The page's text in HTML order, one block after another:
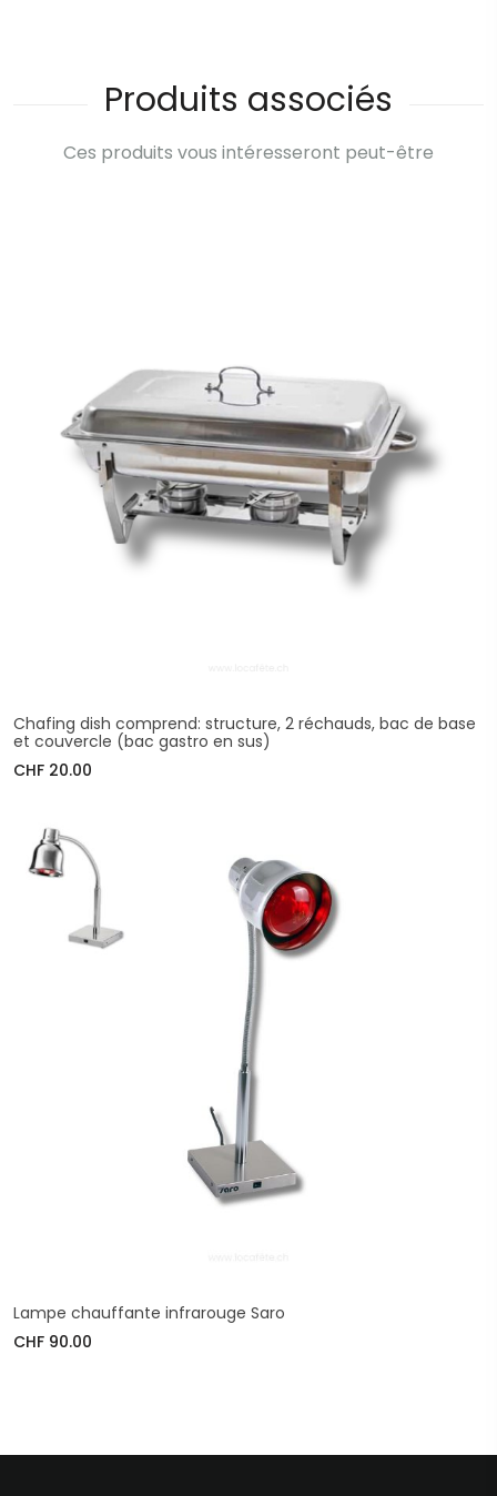
Produits associés
Ces produits vous intéresseront peut-être
Chafing dish comprend: structure, 2 réchauds, bac de base
et couvercle (bac gastro en sus)
CHF 20.00
Lampe chauffante infrarouge Saro
CHF 90.00